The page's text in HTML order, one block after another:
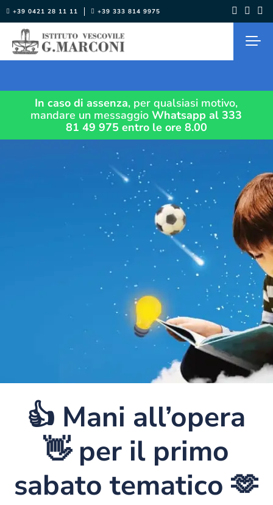
Salta
al
contenuto
+39 0421 28 11 11 +39 333 814 9975
In caso di assenza, per qualsiasi motivo,
mandare un messaggioWhatsapp al 333
81 49 975 entro le ore 8.00
👍 Mani all’opera
👋 per il primo
sabato tematico 🫶